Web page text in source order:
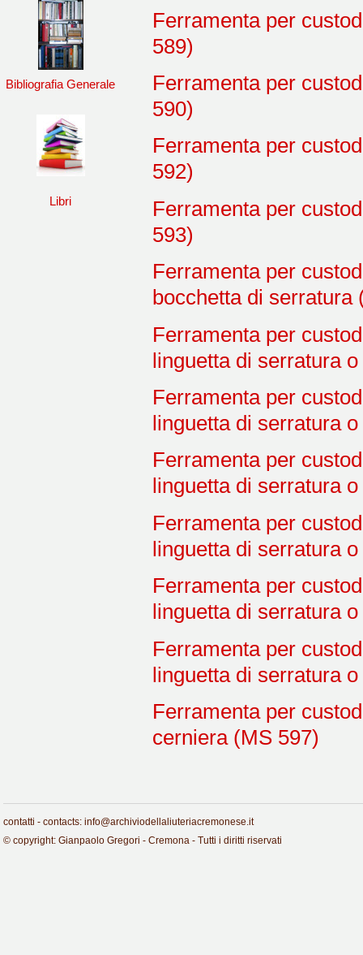
Bibliografia Generale
Libri
Ferramenta per
589)
Ferramenta per
590)
Ferramenta per
592)
Ferramenta per
593)
Ferramenta per
bocchetta di serratura
Ferramenta per
linguetta di serratura
Ferramenta per
linguetta di serratura
Ferramenta per
linguetta di serratura
Ferramenta per
linguetta di serratura
Ferramenta per
linguetta di serratura
Ferramenta per
linguetta di serratura
Ferramenta per
cerniera (MS 597)
contatti - contacts: info@archiviodellaliuteriacremonese.it
© copyright: Gianpaolo Gregori - Cremona - Tutti i diritti riservati